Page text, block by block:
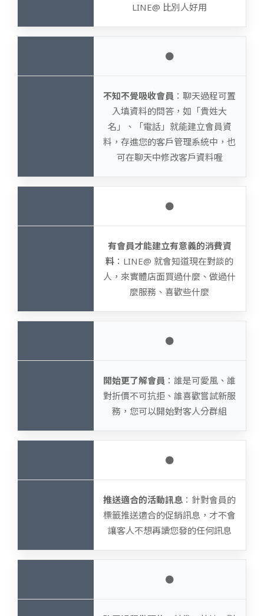
LINE@ 比別人好用
●
不知不覺吸收會員 ：聊天過程可置
入填資料的問答，如「貴姓大
名」、「電話」就能建立會員資
料，存進您的客戶管理系統中，也
可在聊天中修改客戶資料喔
●
有會員才能建立有意義的消費資
料 ：LINE@ 就會知道現在對談的
人，來實體店面買過什麼、做過什
麼服務、喜歡些什麼
●
開始更了解會員 ：誰是可愛風、誰
對折價不可抗拒、誰喜歡嘗試新服
務，您可以開始對客人分群組
●
推送適合的活動訊息 ：針對會員的
標籤推送適合的促銷訊息，才不會
讓客人不想再讀您發的任何訊息
●